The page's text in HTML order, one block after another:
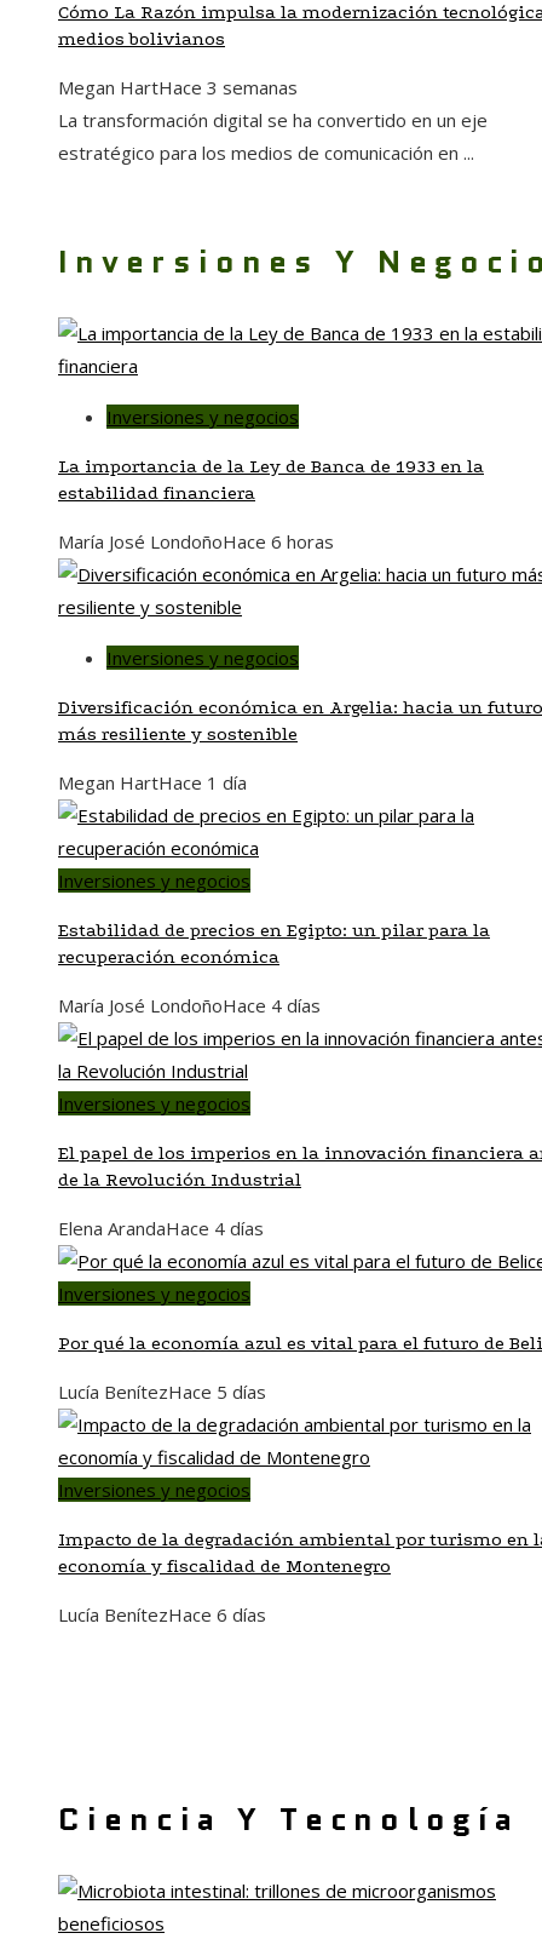
Cómo La Razón impulsa la modernización
medios bolivianos
Megan HartHace 3 semanas
La transformación digital se ha convertido en un eje
estratégico para los medios de comunicación en ...
Inversiones Y
Inversiones y negocios
La importancia de la Ley de Banca de 1933 en la
estabilidad financiera
María José LondoñoHace 6 horas
Inversiones y negocios
Diversificación económica en Argelia: hacia un futuro
más resiliente y sostenible
Megan HartHace 1 día
Inversiones y negocios
Estabilidad de precios en Egipto: un pilar para la
recuperación económica
María José LondoñoHace 4 días
Inversiones y negocios
El papel de los imperios en la innovación financiera
de la Revolución Industrial
Elena ArandaHace 4 días
Inversiones y negocios
Por qué la economía azul es vital para el futuro de
Lucía BenítezHace 5 días
Inversiones y negocios
Impacto de la degradación ambiental por turismo en
economía y fiscalidad de Montenegro
Lucía BenítezHace 6 días
Ciencia Y Tecnología